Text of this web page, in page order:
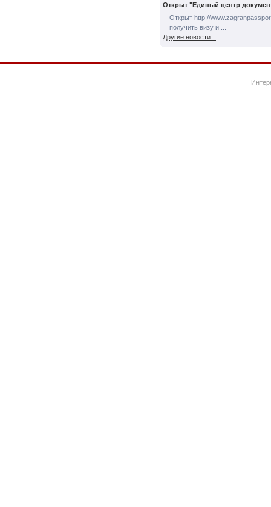
Открыт "Единый центр
Открыт http://
получить визу и ...
Другие новости...